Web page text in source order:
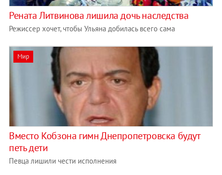
Рената Литвинова лишила дочь наследства
Режиссер хочет, чтобы Ульяна добилась всего сама
Мир
Вместо Кобзона гимн Днепропетровска будут
петь дети
Певца лишили чести исполнения